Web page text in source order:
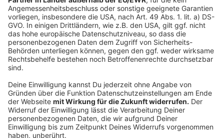
[21:44] Die aber jetzt aus meiner Sicht nicht
unglaubwürdig macht damit.
Du bist jetzt nicht auf einmal da, du hast jetzt nicht
ein neues Feld irgendwie erfunden,sondern das hat
sich halt jetzt irgendwie… Ja.Und, äh, doch,
anschließend…
[22:02] Wie viel genauso Dehnung verträgt es jetzt
auch für so ein durchschnittliches Business,dass
man einmal von der Kernpositionierung tatsächlich
dann auch weggeht und es trotzdem halt
glaubwürdig ist?